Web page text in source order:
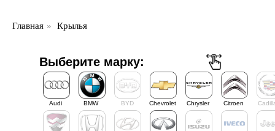
автомобилей
Главная » Крылья
Выберите марку:
BMW Chevrolet Chrysler Citroen
BYD
Audi